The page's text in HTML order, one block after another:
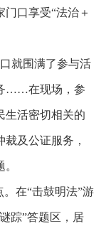
口享受“法治＋
就围满了参与活
……在现场，参
生活密切相关的
及公证服务，
在“击鼓明法”游
踪”答题区，居